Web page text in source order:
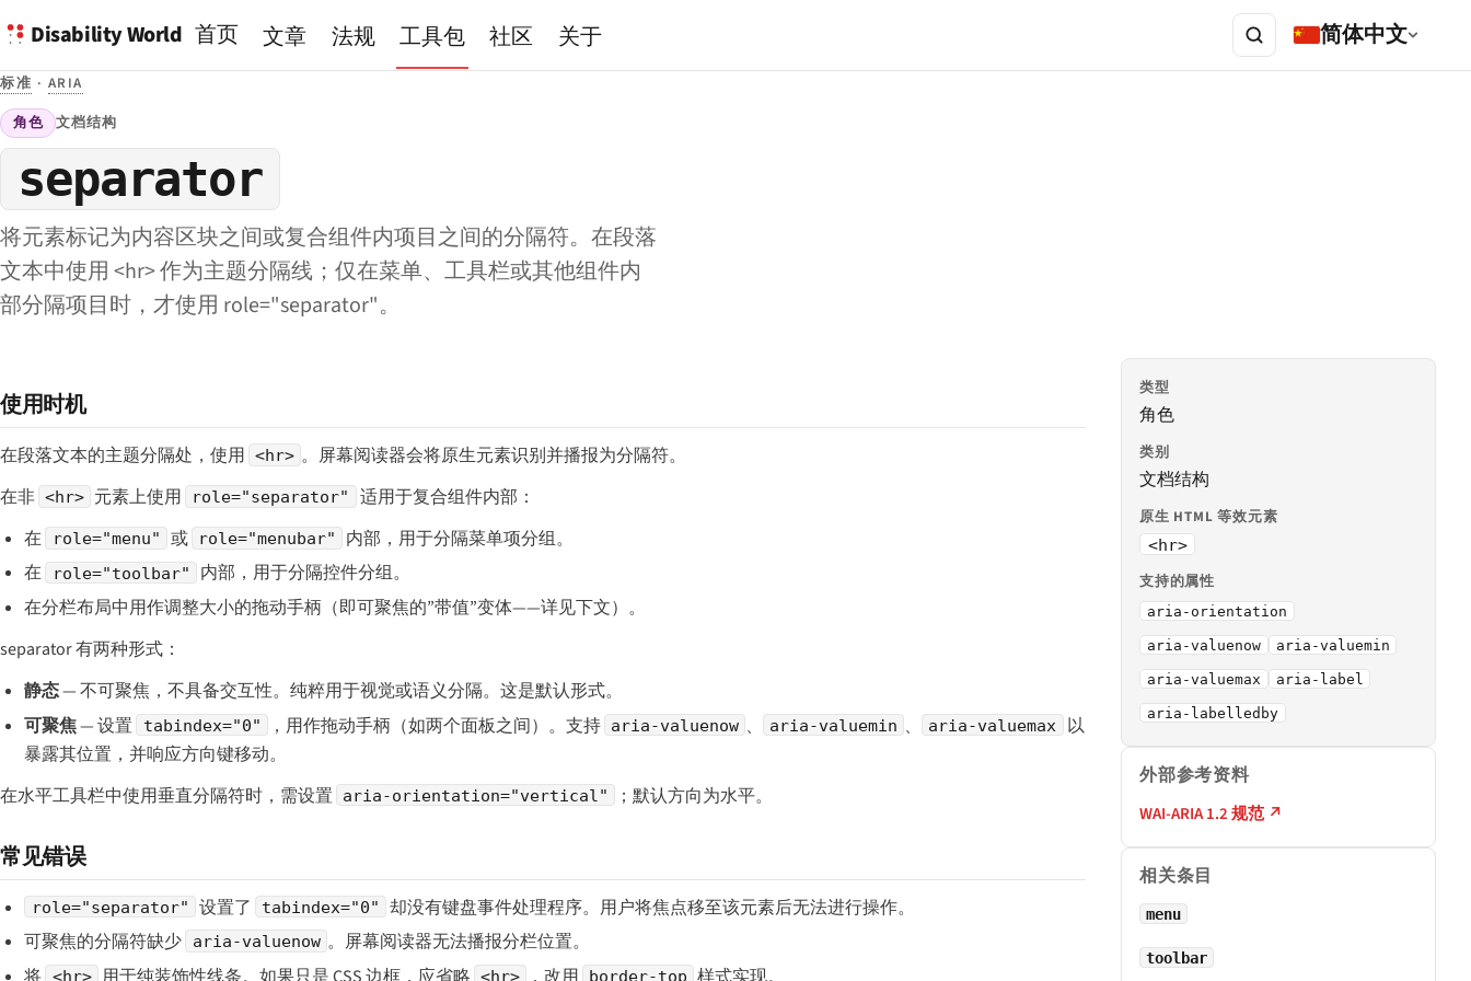
Disability World 首页 文章 法规 工具包 社区 关于 简体中文
标准 · ARIA
角色 文档结构
separator
将元素标记为内容区块之间或复合组件内项目之间的分隔符。在段落
文本中使用 <hr> 作为主题分隔线；仅在菜单、工具栏或其他组件内
部分隔项目时，才使用 role="separator"。
使用时机
在段落文本的主题分隔处，使用 <hr> 。屏幕阅读器会将原生元素识别并播报为分隔符。
在非 <hr> 元素上使用 role="separator"
适用于复合组件内部：
在
role="menu" 或 role="menubar"
内部，用于分隔菜单项分组。
在
role="toolbar"
内部，用于分隔控件分组。
在分栏布局中用作调整大小的拖动手柄（即可聚焦的”带值”变体——详见下文）。
separator 有两种形式：
静态— 不可聚焦，不具备交互性。纯粹用于视觉或语义分隔。这是默认形式。
可聚焦— 设置 tabindex="0" ，用作拖动手柄（如两个面板之间）。支持 aria-valuenow 、 aria-valuemin 、 aria-valuemax
以
暴露其位置，并响应方向键移动。
在水平工具栏中使用垂直分隔符时，需设置 aria-orientation="vertical" ；默认方向为水平。
常见错误
role="separator" 设置了 tabindex="0"
却没有键盘事件处理程序。用户将焦点移至该元素后无法进行操作。
可聚焦的分隔符缺少
aria-valuenow 。屏幕阅读器无法播报分栏位置。
<hr> <hr> border-top
类型
角色
类别
文档结构
原生 HTML 等效元素
<hr>
支持的属性
aria-orientation
aria-valuenow aria-valuemin
aria-valuemax aria-label
aria-labelledby
外部参考资料
WAI-ARIA 1.2 规范 ↗
相关条目
menu
toolbar